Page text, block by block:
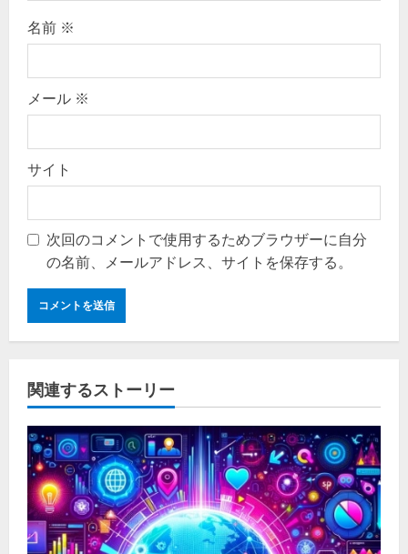
名前 ※
メール ※
サイト
次回のコメントで使用するためブラウザーに自分
の名前、メールアドレス、サイトを保存する。
関連するストーリー